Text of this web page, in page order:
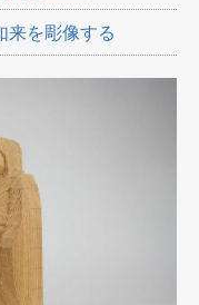
来を彫像する